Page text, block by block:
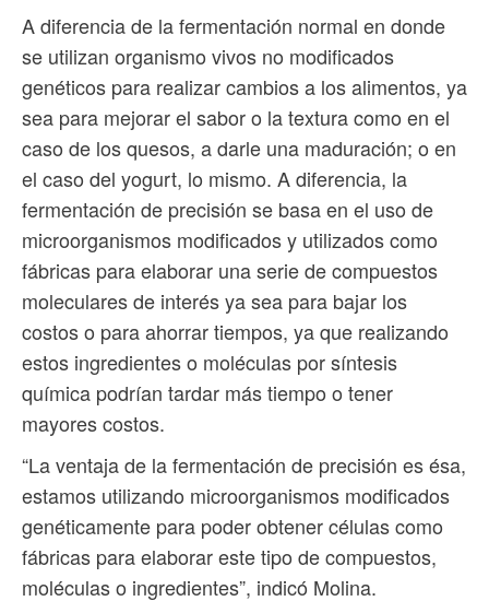
A diferencia de la fermentación normal en donde
se utilizan organismo vivos no modificados
genéticos para realizar cambios a los alimentos, ya
sea para mejorar el sabor o la textura como en el
caso de los quesos, a darle una maduración; o en
el caso del yogurt, lo mismo. A diferencia, la
fermentación de precisión se basa en el uso de
microorganismos modificados y utilizados como
fábricas para elaborar una serie de compuestos
moleculares de interés ya sea para bajar los
costos o para ahorrar tiempos, ya que realizando
estos ingredientes o moléculas por síntesis
química podrían tardar más tiempo o tener
mayores costos.
“La ventaja de la fermentación de precisión es ésa,
estamos utilizando microorganismos modificados
genéticamente para poder obtener células como
fábricas para elaborar este tipo de compuestos,
moléculas o ingredientes”, indicó Molina.